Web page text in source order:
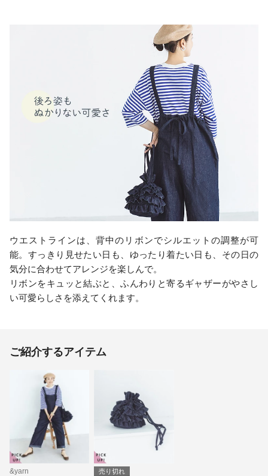
ウエストラインは、背中のリボンでシルエットの調整が可
能。すっきり見せたい日も、ゆったり着たい日も、その日の
気分に合わせてアレンジを楽しんで。
リボンをキュッと結ぶと、ふんわりと寄るギャザーがやさし
い可愛らしさを添えてくれます。
ご紹介するアイテム
&yarn 売り切れ